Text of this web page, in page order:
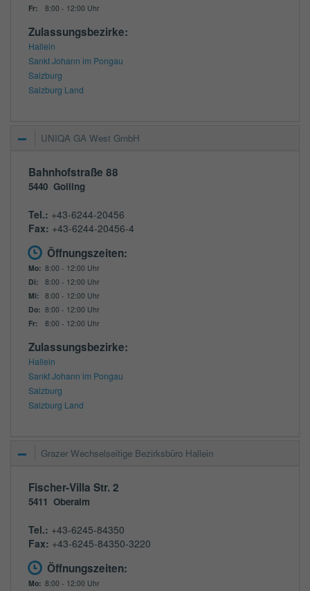
Fr:
8:00 - 12:00 Uhr
Zulassungsbezirke:
Hallein
Sankt Johann im Pongau
Salzburg
Salzburg Land
UNIQA GA West GmbH
Bahnhofstraße 88
5440 Golling
Tel.: +43-6244-20456
Fax: +43-6244-20456-4
Öffnungszeiten:
Mo: 8:00 - 12:00 Uhr
Di:
8:00 - 12:00 Uhr
Mi: 8:00 - 12:00 Uhr
Do: 8:00 - 12:00 Uhr
Fr:
8:00 - 12:00 Uhr
Zulassungsbezirke:
Hallein
Sankt Johann im Pongau
Salzburg
Salzburg Land
Grazer Wechselseitige Bezirksbüro Hallein
Fischer-Villa Str. 2
5411 Oberalm
Tel.: +43-6245-84350
Fax: +43-6245-84350-3220
Öffnungszeiten:
Mo: 8:00 - 12:00 Uhr